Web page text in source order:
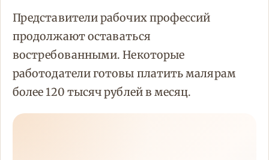
Представители рабочих профессий
продолжают оставаться
востребованными. Некоторые
работодатели готовы платить малярам
более 120 тысяч рублей в месяц.